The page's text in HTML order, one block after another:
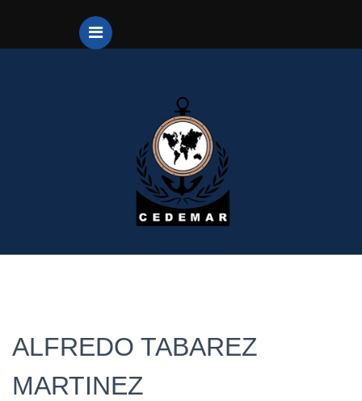
ALFREDO TABAREZ
MARTINEZ